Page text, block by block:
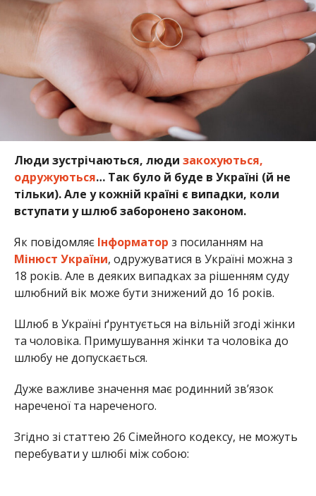
Люди зустрічаються, люди закохуються,
одружуються… Так було й буде в Україні (й не
тільки). Але у кожній країні є випадки, коли
вступати у шлюб заборонено законом.
Як повідомляє Інформатор з посиланням на
Мінюст України, одружуватися в Україні можна з
18 років. Але в деяких випадках за рішенням суду
шлюбний вік може бути знижений до 16 років.
Шлюб в Україні ґрунтується на вільній згоді жінки
та чоловіка. Примушування жінки та чоловіка до
шлюбу не допускається.
Дуже важливе значення має родинний зв’язок
нареченої та нареченого.
Згідно зі статтею 26 Сімейного кодексу, не можуть
перебувати у шлюбі між собою: